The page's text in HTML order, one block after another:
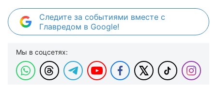
Следите за событиями вместе с
Главредом в Google!
Мы в соцсетях: